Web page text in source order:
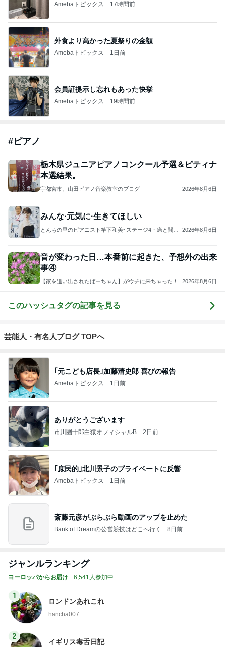
Amebaトピックス 17時間前
外食より高かった夏祭りの金額
Amebaトピックス 1日前
会員証提示し忘れもあった快挙
Amebaトピックス 19時間前
#ピアノ
栃木県ジュニアピアノコンクール予選＆ピティナ
本選結果。
宇都宮市、山田ピアノ音楽教室のブログ 2026年8月6日
みんな·元気に·生きてほしい
とんちの里のピアニスト竿下和美~ステージ4・癌と闘う
2026年8月6日
音が変わった日…本番前に起きた、予想外の出来
事④
【家を追い出されたばーちゃん】がウチに来ちゃった！ 2026年8月6日
このハッシュタグの記事を見る
芸能人・有名人ブログ TOPへ
｢元こども店長｣加藤清史郎 喜びの報告
Amebaトピックス 1日前
ありがとうございます
市川團十郎白猿オフィシャルB 2日前
｢庶民的｣北川景子のプライベートに反響
Amebaトピックス 1日前
斎藤元彦がぶらぶら動画のアップを止めた
Bank of Dreamの公営競技はどこへ行く 8日前
ジャンルランキング
ヨーロッパからお届け 6,541人参加中
1
ロンドンあれこれ
hancha007
2
イギリス毒舌日記